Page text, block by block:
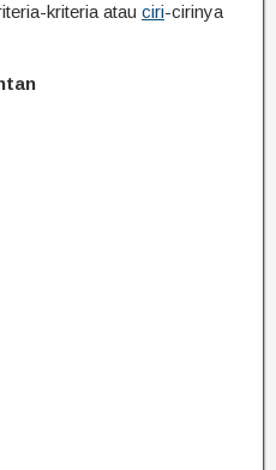
kriteria atau ciri-cirinya